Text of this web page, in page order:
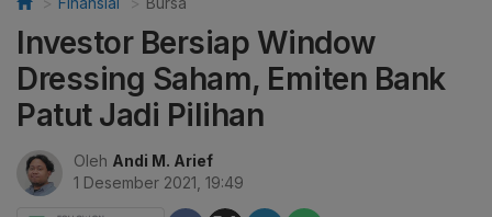
Investor Bersiap Window
Dressing Saham, Emiten Bank
Patut Jadi Pilihan
Oleh Andi M. Arief
1 Desember 2021, 19:49